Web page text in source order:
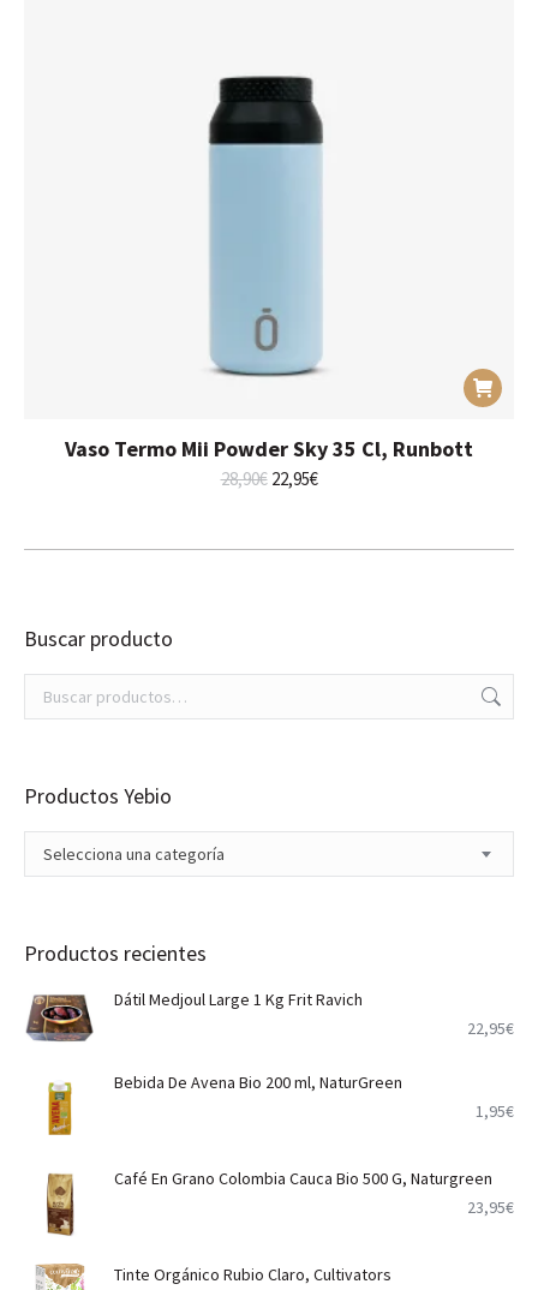
Vaso Termo Mii Powder Sky 35 Cl, Runbott
28,90€ El
era:
22,95€El
es:
Buscar producto
Productos Yebio
Selecciona una categoría
Productos recientes
Dátil Medjoul Large 1 Kg Frit Ravich
22,95€
Bebida De Avena Bio 200 ml, NaturGreen
1,95€
Café En Grano Colombia Cauca Bio 500 G, Naturgreen
23,95€
Tinte Orgánico Rubio Claro, Cultivators